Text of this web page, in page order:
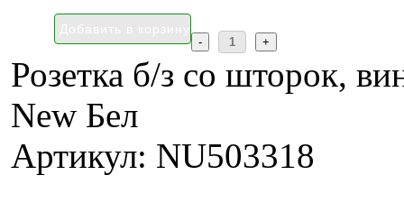
Розетка б/з со шторок,
New Бел
Артикул: NU503318